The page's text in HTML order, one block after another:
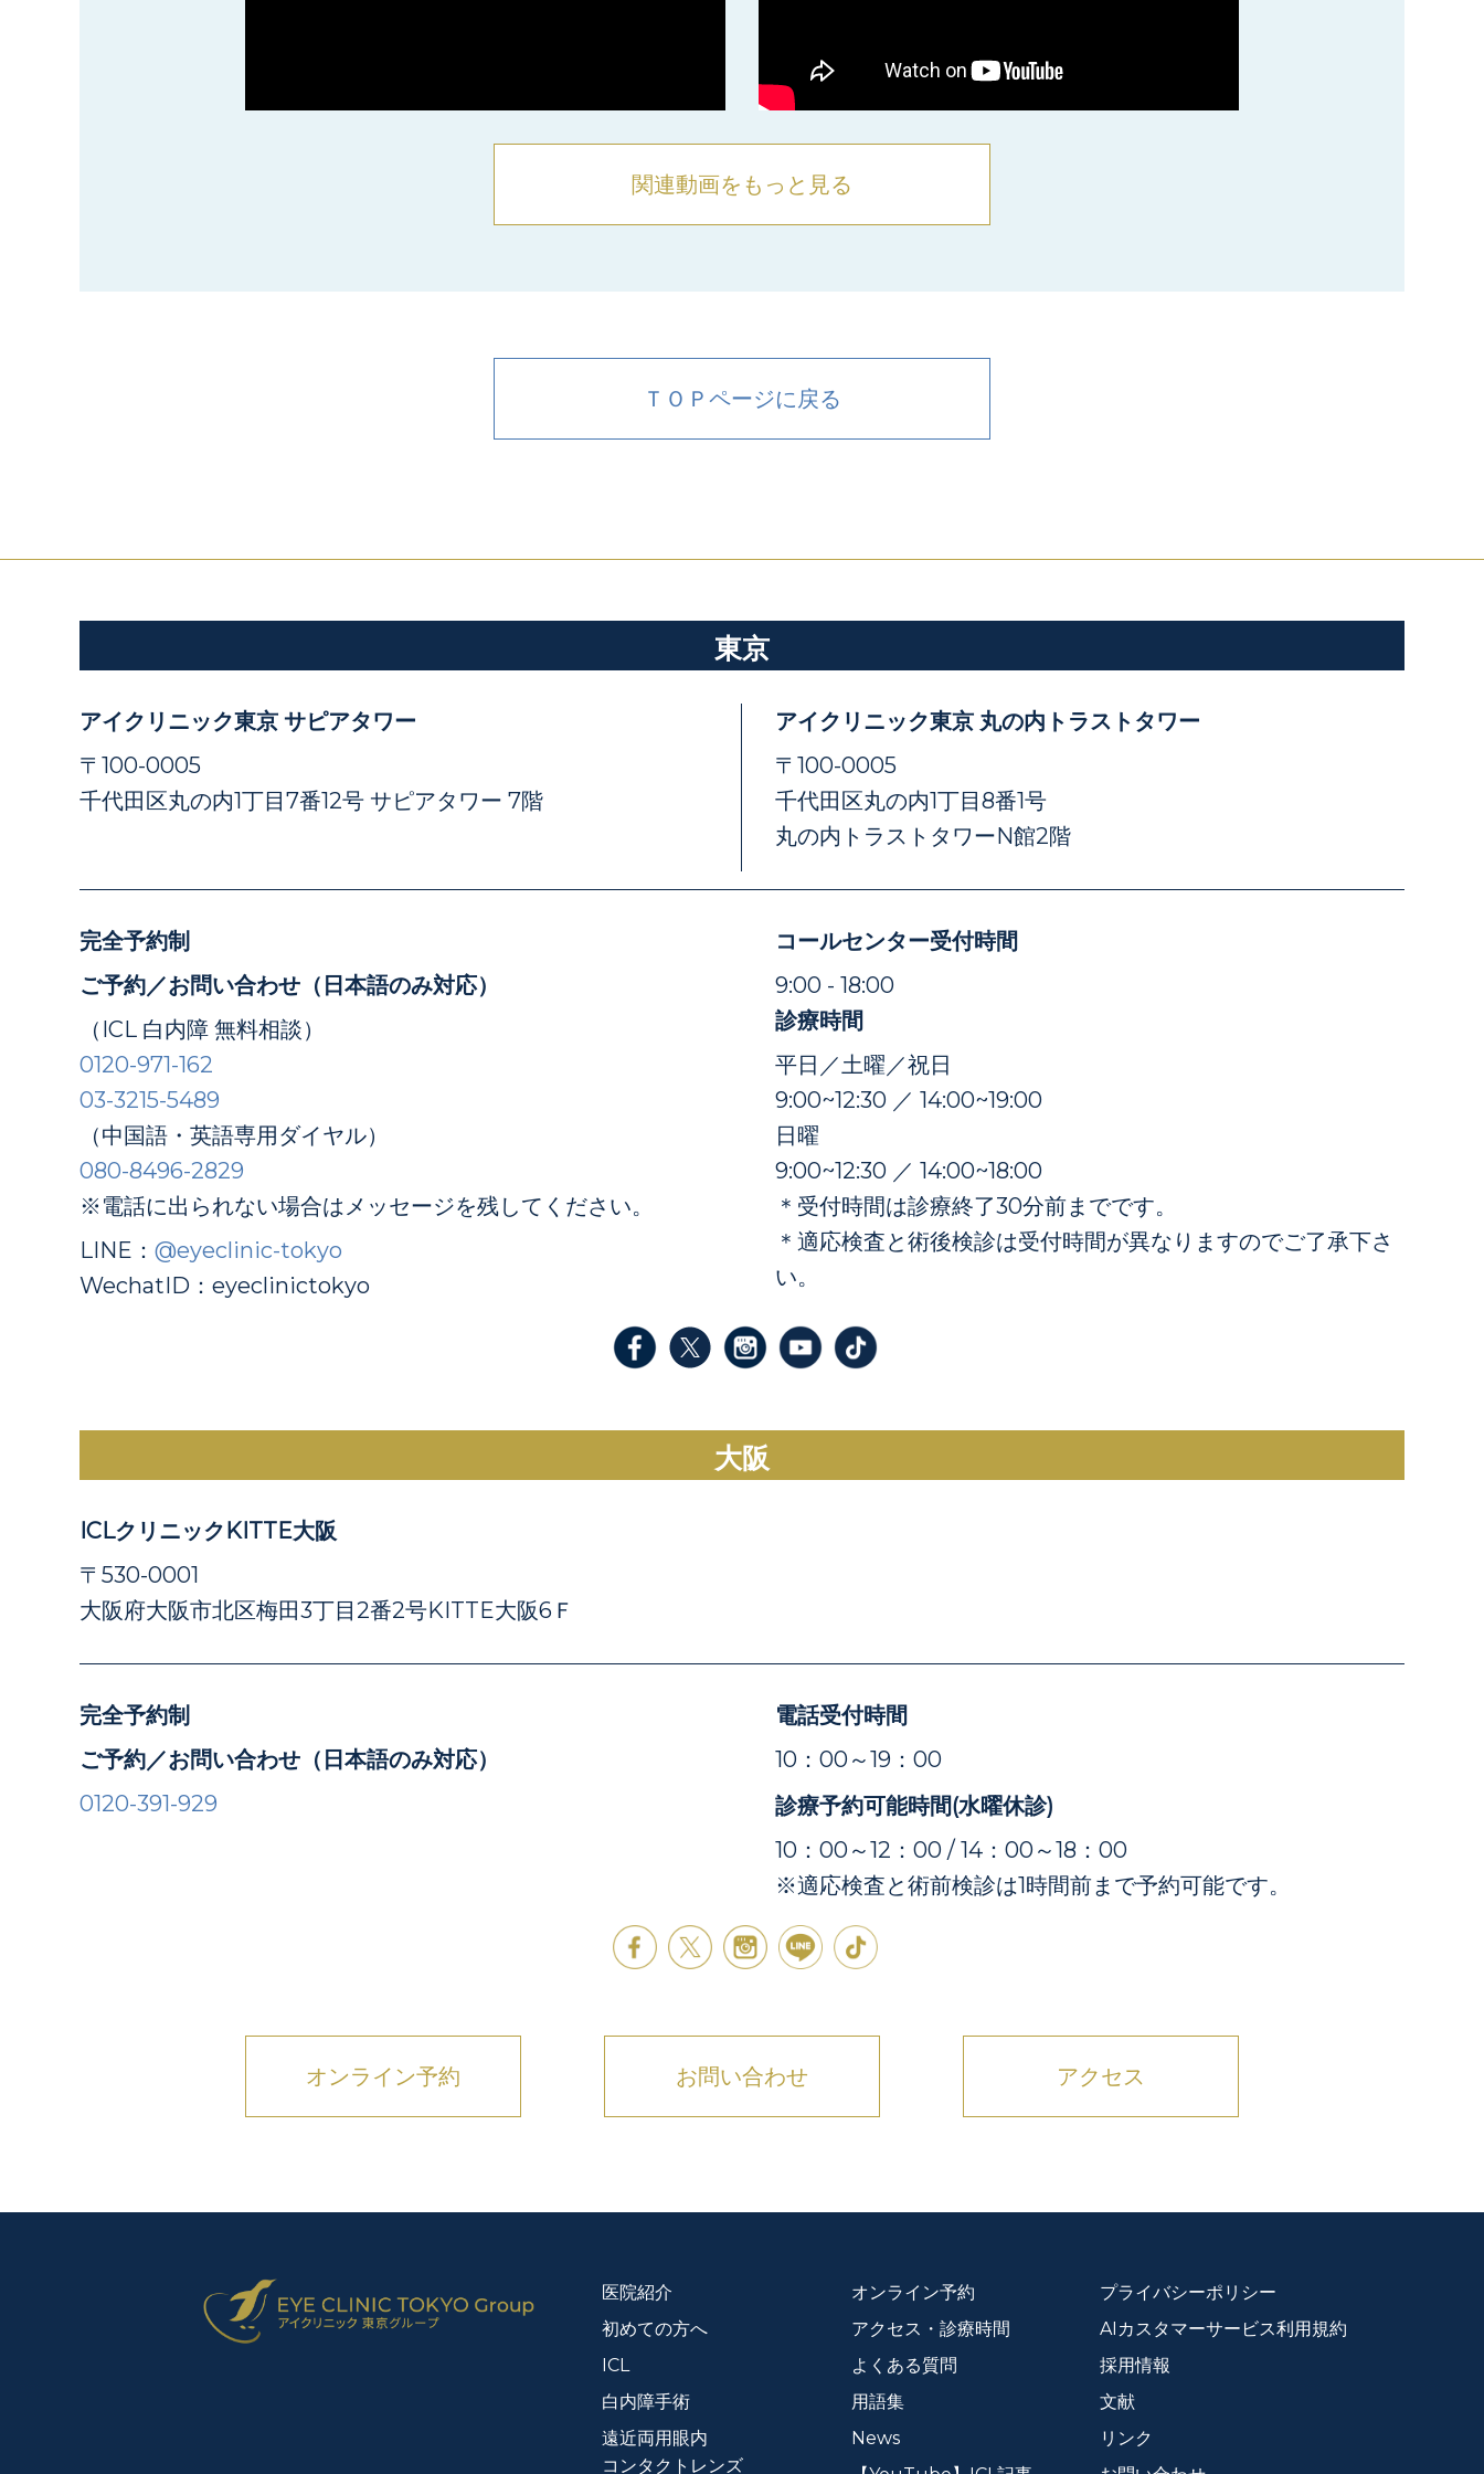
関連動画をもっと見る
ＴＯＰページに戻る
東京
アイクリニック東京 サピアタワー
〒100-0005
千代田区丸の内1丁目7番12号 サピアタワー 7階
アイクリニック東京 丸の内トラストタワー
〒100-0005
千代田区丸の内1丁目8番1号
丸の内トラストタワーN館2階
完全予約制
ご予約／お問い合わせ（日本語のみ対応）
（ICL 白内障 無料相談）
0120-971-162
03-3215-5489
（中国語・英語専用ダイヤル）
080-8496-2829
※電話に出られない場合はメッセージを残してください。
LINE： @eyeclinic-tokyo
WechatID：eyeclinictokyo
コールセンター受付時間
9:00 - 18:00
診療時間
平日／土曜／祝日
9:00~12:30 ／ 14:00~19:00
日曜
9:00~12:30 ／ 14:00~18:00
＊受付時間は診療終了30分前までです。
＊適応検査と術後検診は受付時間が異なりますのでご了承下さ
い。
大阪
ICLクリニックKITTE大阪
〒530-0001
大阪府大阪市北区梅田3丁目2番2号KITTE大阪6Ｆ
完全予約制
ご予約／お問い合わせ（日本語のみ対応）
0120-391-929
電話受付時間
10：00～19：00
診療予約可能時間(水曜休診)
10：00～12：00 / 14：00～18：00
※適応検査と術前検診は1時間前まで予約可能です。
オンライン予約 お問い合わせ アクセス
医院紹介
初めての方へ
ICL
白内障手術
遠近両用眼内
コンタクトレンズ
オンライン予約
アクセス・診療時間
よくある質問
用語集
News
プライバシーポリシー
AIカスタマーサービス利用規約
採用情報
文献
リンク